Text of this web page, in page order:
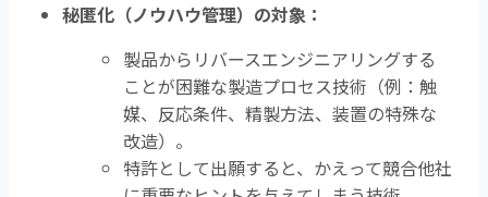
秘匿化（ノウハウ管理）の対象：
製品からリバースエンジニアリングする
ことが困難な製造プロセス技術（例：触
媒、反応条件、精製方法、装置の特殊な
改造）。
特許として出願すると、かえって競合他社